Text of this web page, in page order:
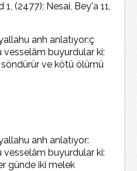
(2477); Nesai, Bey'a 11,
anh anlatıyor:ç
vesselâm buyurdular ki:
ve kötü ölümü
anh anlatıyor:
vesselâm buyurdular ki:
günde iki melek